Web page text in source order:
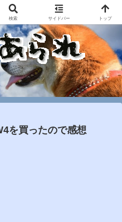
を買ったので感想
検索 サイドバー トップ